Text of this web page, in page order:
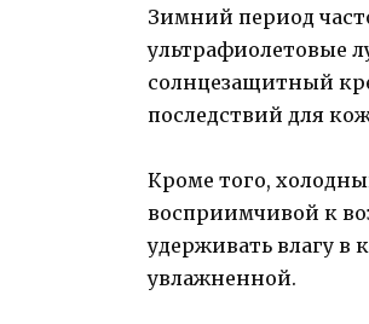
Зимний период
ультрафиолетовые
солнцезащитный
последствий для
Кроме того,
восприимчивой к
удерживать влагу в
увлажненной.